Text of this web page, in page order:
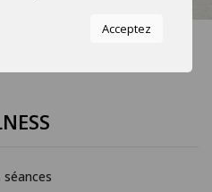
notre site Web et aider notre
équipe à comprendre les
les plus
pouvez régler tous vos
côté gauche.
Acceptez